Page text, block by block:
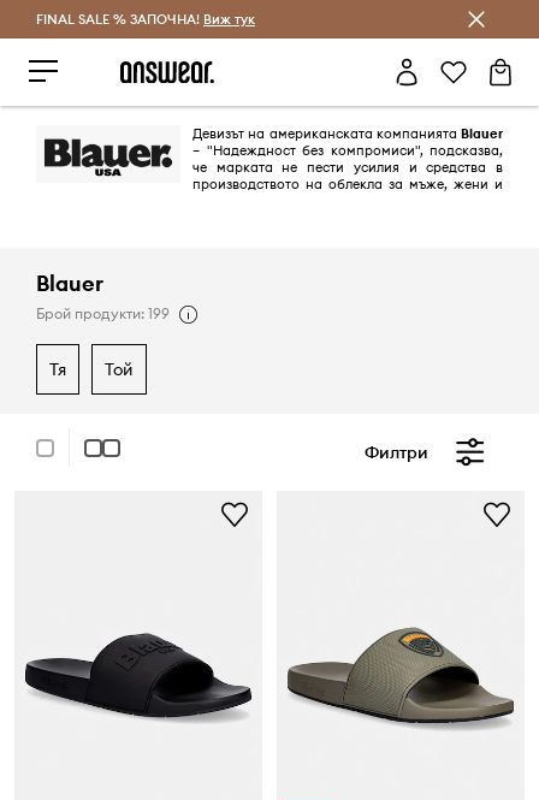
Спестявай с Answear Club
FINAL SALE % ЗАПОЧНА! Виж тук
Девизът на американската компанията Blauer
– "Надеждност без компромиси", подсказва,
че марката не пести усилия и средства в
производството на облекла за мъже, жени и
Blauer
Брой продукти: 199
тя той
Филтри